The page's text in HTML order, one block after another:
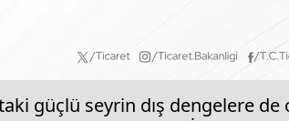
güçlü seyrin dış dengelere de